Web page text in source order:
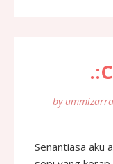
by ummizarra
Senantiasa aku